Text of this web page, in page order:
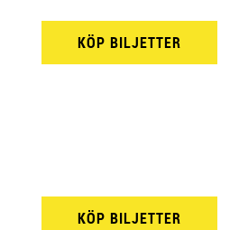
KÖP BILJETTER
KÖP BILJETTER